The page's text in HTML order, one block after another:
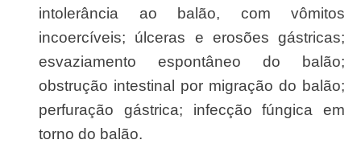
intolerância ao balão, com vômitos
incoercíveis; úlceras e erosões gástricas;
esvaziamento espontâneo do balão;
obstrução intestinal por migração do balão;
perfuração gástrica; infecção fúngica em
torno do balão.